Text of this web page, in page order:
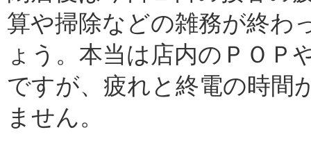
算や掃除などの雑務が終わ
ょう。本当は店内のＰＯＰ
ですが、疲れと終電の時間
ません。